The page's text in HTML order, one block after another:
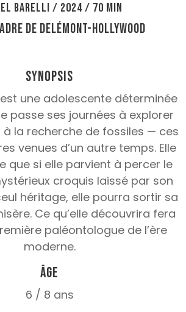
Barelli / 2024 / 70 min
de Delémont-Hollywood
Synopsis
est une adolescente déterminée
passe ses journées à explorer
la recherche de fossiles — ces
venues d’un autre temps. Elle
que si elle parvient à percer le
croquis laissé par son
héritage, elle pourra sortir sa
Ce qu’elle découvrira fera
paléontologue de l’ère
moderne.
Âge
6 / 8 ans